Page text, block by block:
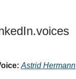
Astrid Hermann